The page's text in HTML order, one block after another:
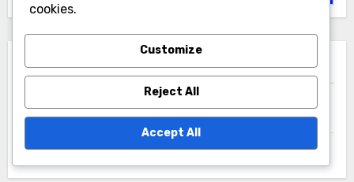
ארכיונים
December 2025
cookies.
Customize
Reject All
Accept All